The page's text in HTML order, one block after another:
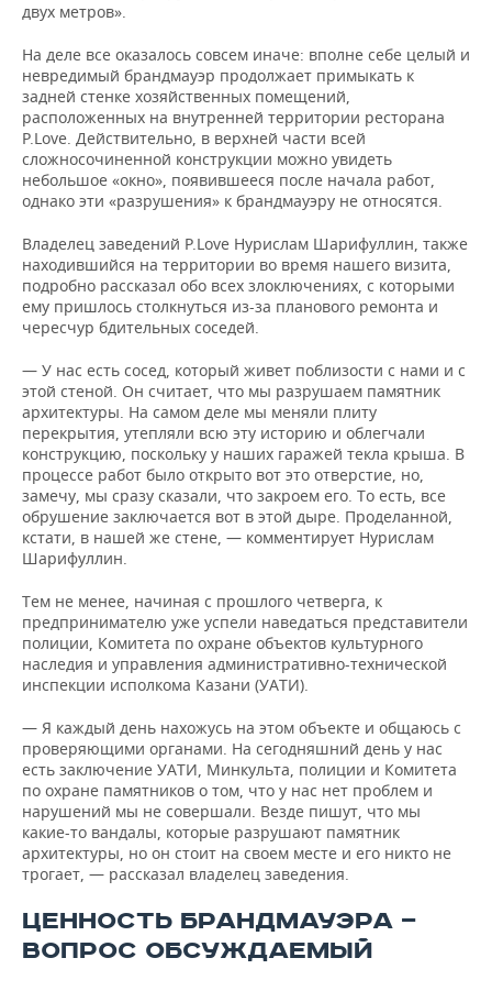
двух метров».
На деле все оказалось совсем иначе: вполне себе целый и
невредимый брандмауэр продолжает примыкать к
задней стенке хозяйственных помещений,
расположенных на внутренней территории ресторана
P.Love. Действительно, в верхней части всей
сложносочиненной конструкции можно увидеть
небольшое «окно», появившееся после начала работ,
однако эти «разрушения» к брандмауэру не относятся.
Владелец заведений P.Love Нурислам Шарифуллин, также
находившийся на территории во время нашего визита,
подробно рассказал обо всех злоключениях, с которыми
ему пришлось столкнуться из-за планового ремонта и
чересчур бдительных соседей.
— У нас есть сосед, который живет поблизости с нами и с
этой стеной. Он считает, что мы разрушаем памятник
архитектуры. На самом деле мы меняли плиту
перекрытия, утепляли всю эту историю и облегчали
конструкцию, поскольку у наших гаражей текла крыша. В
процессе работ было открыто вот это отверстие, но,
замечу, мы сразу сказали, что закроем его. То есть, все
обрушение заключается вот в этой дыре. Проделанной,
кстати, в нашей же стене, — комментирует Нурислам
Шарифуллин.
Тем не менее, начиная с прошлого четверга, к
предпринимателю уже успели наведаться представители
полиции, Комитета по охране объектов культурного
наследия и управления административно-технической
инспекции исполкома Казани (УАТИ).
— Я каждый день нахожусь на этом объекте и общаюсь с
проверяющими органами. На сегодняшний день у нас
есть заключение УАТИ, Минкульта, полиции и Комитета
по охране памятников о том, что у нас нет проблем и
нарушений мы не совершали. Везде пишут, что мы
какие-то вандалы, которые разрушают памятник
архитектуры, но он стоит на своем месте и его никто не
трогает, — рассказал владелец заведения.
ЦЕННОСТЬ БРАНДМАУЭРА —
ВОПРОС ОБСУЖДАЕМЫЙ